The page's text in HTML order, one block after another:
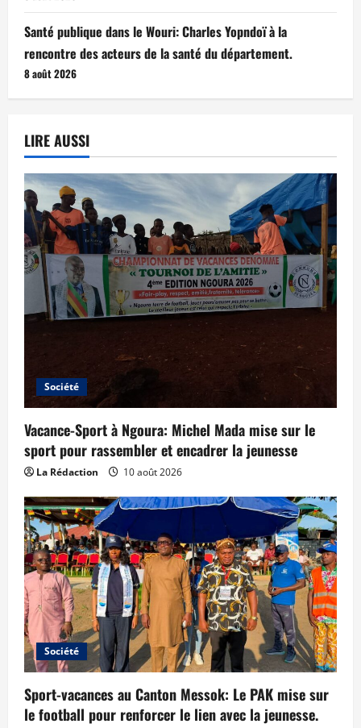
Santé publique dans le Wouri: Charles Yopndoï à la
rencontre des acteurs de la santé du département.
8 août 2026
LIRE AUSSI
Société
Vacance-Sport à Ngoura: Michel Mada mise sur le
sport pour rassembler et encadrer la jeunesse
La Rédaction 10 août 2026
Société
Sport-vacances au Canton Messok: Le PAK mise sur
le football pour renforcer le lien avec la jeunesse.